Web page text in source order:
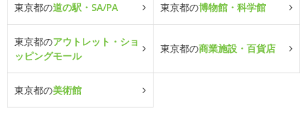
東京都の道の駅・SA/PA 東京都の博物館・科学館
東京都のアウトレット・ショ
ッピングモール
東京都の商業施設・百貨店
東京都の美術館